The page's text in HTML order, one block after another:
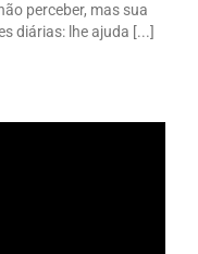
perceber, mas sua
diárias: lhe ajuda [...]